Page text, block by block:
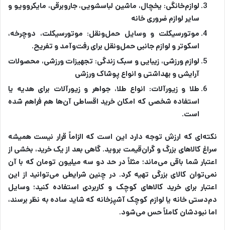
لوازم‌خانگی: یخچال، ماشین لباسشویی، جاروبرقی، مایکروویو و
سایر لوازم ضروری خانه
موتورسیکلت و وسایل حمل‌ونقل: موتورسیکلت، دوچرخه،
اسکوتر و لوازم جانبی حمل‌ونقل برای رفت‌وآمد و تفریح.
لوازم ورزشی، زیبایی و سبک زندگی: تجهیزات ورزشی، محصولات
آرایشی و بهداشتی و انواع پوشاک ورزشی
طلا و زیورآلات: انواع طلا، جواهر و زیورآلات برای هدیه یا
استفاده شخصی که امکان خرید اقساطی آن‌ها هم فراهم شده
است.
نکته‌ای که ارزش توجه دارد این است که الزاماً قرار نیست همیشه
سراغ کالاهای بزرگ و گران‌قیمت بروید. گاهی بعد از یک خرید، بخشی از
اعتبار شما باقی می‌ماند؛ مثلاً در حد دو سه میلیون تومان که با آن
نمی‌توان کالای بزرگی تهیه کرد. در چنین شرایطی می‌توانید از این
اعتبار برای خرید کالاهای کوچک و کاربردی استفاده کنید؛ وسایل
دم‌دستی خانه یا لوازم کوچک آشپزخانه که شاید ساده به نظر برسند،
اما نبودشان کاملاً حس می‌شود.